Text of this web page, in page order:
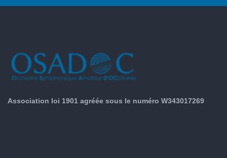
Association loi 1901 agréée sous le numéro W343017269